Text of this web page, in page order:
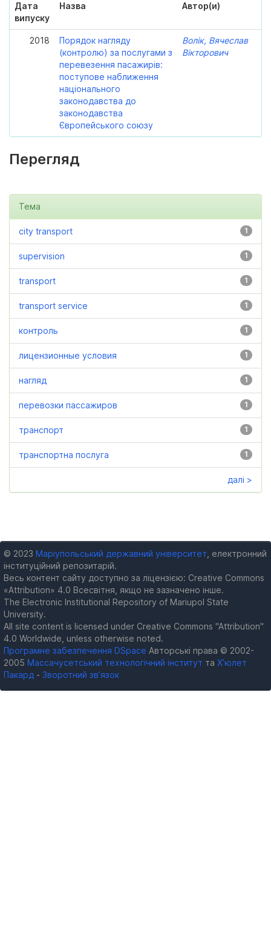
Дата
випуску
Назва Автор(и)
2018
Порядок нагляду
(контролю) за послугами з
перевезення пасажирів:
поступове наближення
національного
законодавства до
законодавства
Європейського союзу
Волік, Вячеслав
Вікторович
Перегляд
Тема
1
city transport
1
supervision
1
transport
1
transport service
1
контроль
1
лицензионные условия
1
нагляд
1
перевозки пассажиров
1
транспорт
1
транспортна послуга
далі >
© 2023 Маріупольський державний університет , електронний
інституційний репозитарій.
Весь контент сайту доступно за ліцензією: Creative Commons
«Attribution» 4.0 Всесвітня, якщо не зазначено інше.
The Electronic Institutional Repository of Mariupol State
University.
All site content is licensed under Creative Commons "Attribution"
4.0 Worldwide, unless otherwise noted.
Програмне забезпечення DSpace Авторські права © 2002-
2005 Массачусетський технологічний інститут та Х’юлет
Пакард - Зворотний зв’язок